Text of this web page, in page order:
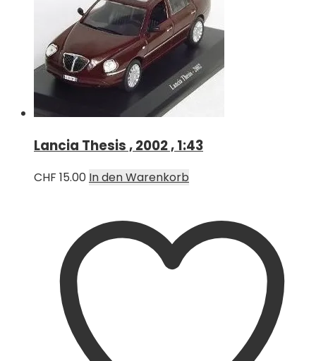
Lancia Thesis , 2002 , 1:43
CHF 15.00 In den Warenkorb